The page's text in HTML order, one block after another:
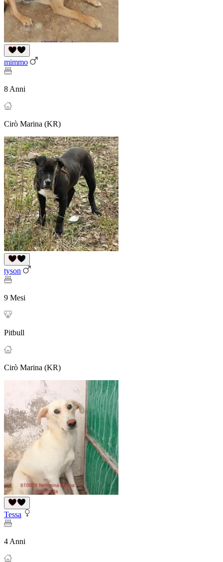
mimmo
8 Anni
Cirò Marina (KR)
tyson
9 Mesi
Pitbull
Cirò Marina (KR)
Tessa
4 Anni